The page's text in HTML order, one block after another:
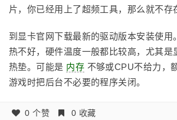
片，你已经用上了超频工具，那么就不存
到显卡官网下载最新的驱动版本安装使用
热不好，硬件温度一般都比较高，尤其是
热垫。可能是 内存 不够或CPU不给力，
游戏时把后台不必要的程序关闭。
0 个赞 0 收藏